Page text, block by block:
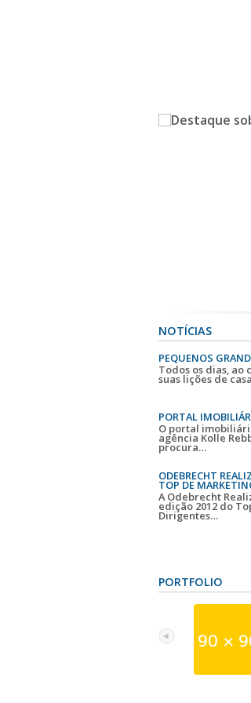
NOTÍCIAS
PEQUENOS
Todos os dias, ao
suas lições de
PORTAL
O portal
agência Kolle
procura…
ODEBRECHT
TOP DE
A Odebrecht
edição 2012 do
Dirigentes…
PORTFOLIO